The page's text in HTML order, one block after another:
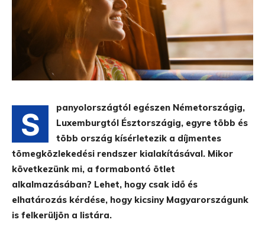
S
panyolországtól egészen Németországig,
Luxemburgtól Észtországig, egyre több és
több ország kísérletezik a díjmentes
tömegközlekedési rendszer kialakításával. Mikor
következünk mi, a formabontó ötlet
alkalmazásában? Lehet, hogy csak idő és
elhatározás kérdése, hogy kicsiny Magyarországunk
is felkerüljön a listára.